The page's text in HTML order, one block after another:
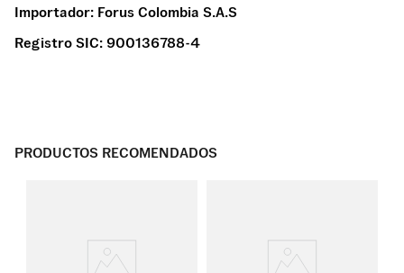
Importador: Forus Colombia S.A.S
Registro SIC:900136788-4
PRODUCTOS RECOMENDADOS